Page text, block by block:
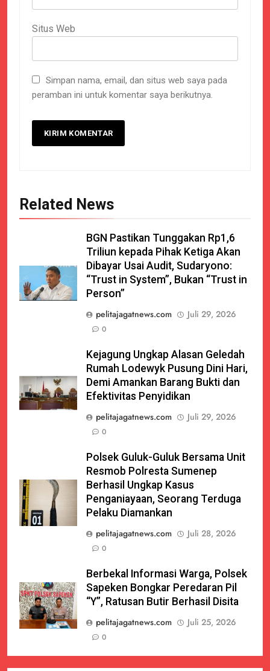
Situs Web
Simpan nama, email, dan situs web saya pada
peramban ini untuk komentar saya berikutnya.
Related News
BGN Pastikan Tunggakan Rp1,6
Triliun kepada Pihak Ketiga Akan
Dibayar Usai Audit, Sudaryono:
“Trust in System”, Bukan “Trust in
Person”
pelitajagatnews.com
Juli 29, 2026
0
Kejagung Ungkap Alasan Geledah
Rumah Lodewyk Pusung Dini Hari,
Demi Amankan Barang Bukti dan
Efektivitas Penyidikan
pelitajagatnews.com
Juli 29, 2026
0
Polsek Guluk-Guluk Bersama Unit
Resmob Polresta Sumenep
Berhasil Ungkap Kasus
Penganiayaan, Seorang Terduga
Pelaku Diamankan
pelitajagatnews.com
Juli 28, 2026
0
Berbekal Informasi Warga, Polsek
Sapeken Bongkar Peredaran Pil
“Y”, Ratusan Butir Berhasil Disita
pelitajagatnews.com
Juli 25, 2026
0